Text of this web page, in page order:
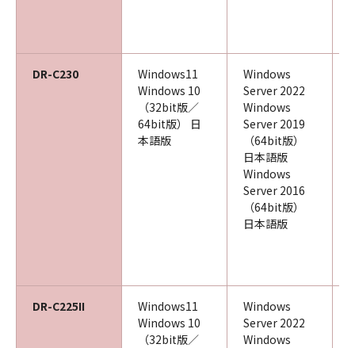
DR-C230
Windows11
Windows 10
（32bit版／
64bit版） 日
本語版
Windows
Server 2022
Windows
Server 2019
（64bit版）
日本語版
Windows
Server 2016
（64bit版）
日本語版
DR-C225II
Windows11
Windows 10
（32bit版／
Windows
Server 2022
Windows